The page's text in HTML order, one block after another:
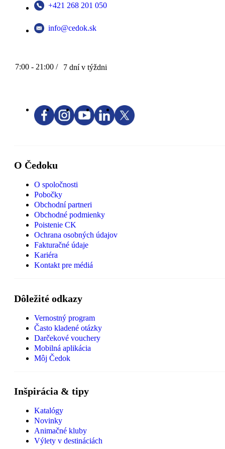
+421 268 201 050
info@cedok.sk
7:00 - 21:00 / 7 dní v týždni
O Čedoku
O spoločnosti
Pobočky
Obchodní partneri
Obchodné podmienky
Poistenie CK
Ochrana osobných údajov
Fakturačné údaje
Kariéra
Kontakt pre médiá
Dôležité odkazy
Vernostný program
Často kladené otázky
Darčekové vouchery
Mobilná aplikácia
Môj Čedok
Inšpirácia & tipy
Katalógy
Novinky
Animačné kluby
Výlety v destináciách